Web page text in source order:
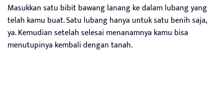
Masukkan satu bibit bawang lanang ke dalam lubang yang
telah kamu buat. Satu lubang hanya untuk satu benih saja,
ya. Kemudian setelah selesai menanamnya kamu bisa
menutupinya kembali dengan tanah.